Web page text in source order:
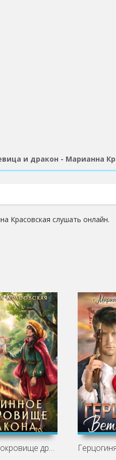
и дракон - Марианна
Красовская слушать онлайн.
Истинное сокровище дракона - Марианна